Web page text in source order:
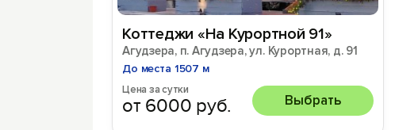
Коттеджи «На Курортной 91»
Агудзера, п. Агудзера, ул. Курортная, д. 91
До места 1507 м
Цена за сутки
от 6000 руб. Выбрать